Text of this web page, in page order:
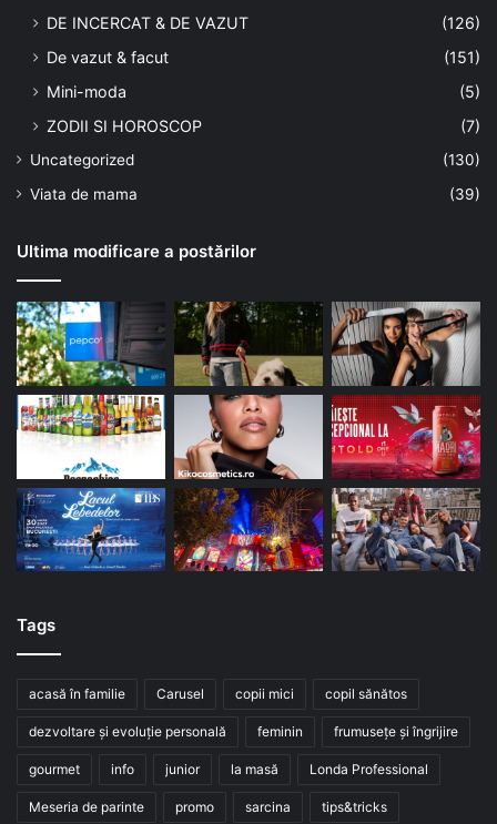
DE INCERCAT & DE VAZUT
(126)
De vazut & facut
(151)
Mini-moda
(5)
ZODII SI HOROSCOP
(7)
Uncategorized
(130)
Viata de mama
(39)
Ultima modificare a postărilor
Tags
acasă în familie Carusel copii mici copil sănătos
dezvoltare și evoluție personală feminin frumusețe și îngrijire
gourmet info junior la masă Londa Professional
Meseria de parinte promo sarcina tips&tricks